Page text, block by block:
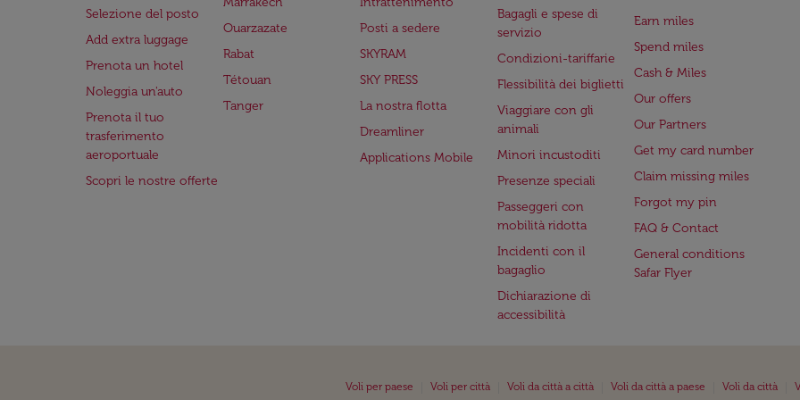
Selezione del posto
Add extra luggage
Prenota un hotel
Noleggia un'auto
Prenota il tuo
trasferimento
aeroportuale
Scopri le nostre offerte
Ouarzazate
Rabat
Tétouan
Tanger
Posti a sedere
SKYRAM
SKY PRESS
La nostra flotta
Dreamliner
Applications Mobile
Bagagli e spese di
servizio
Condizioni-tariffarie
Flessibilità dei biglietti
Viaggiare con gli
animali
Minori incustoditi
Presenze speciali
Passeggeri con
mobilità ridotta
Incidenti con il
bagaglio
Dichiarazione di
accessibilità
Earn miles
Spend miles
Cash & Miles
Our offers
Our Partners
Get my card number
Claim missing miles
Forgot my pin
FAQ & Contact
General conditions
Safar Flyer
Voli per paese Voli per città Voli da città a città Voli da città a paese Voli da città